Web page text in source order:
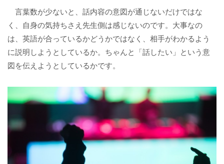
言葉数が少ないと、話内容の意図が通じないだけではな
く、自身の気持ちさえ先生側は感じないのです。大事なの
は、英語が合っているかどうかではなく、相手がわかるよう
に説明しようとしているか。ちゃんと「話したい」という意
図を伝えようとしているかです。